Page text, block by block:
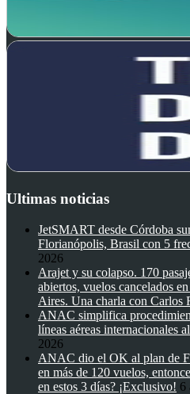
Ultimas noticias
JetSMART desde Córdoba
Florianópolis, Brasil con 5
2026
Arajet y su colapso. 170
abiertos, vuelos cancelados
Aires. Una charla con Carlos
ANAC simplifica
líneas aéreas internacionales
2026
ANAC dio el OK al plan de
en más de 120 vuelos,
en estos 3 días? ¡Exclusivo! 6